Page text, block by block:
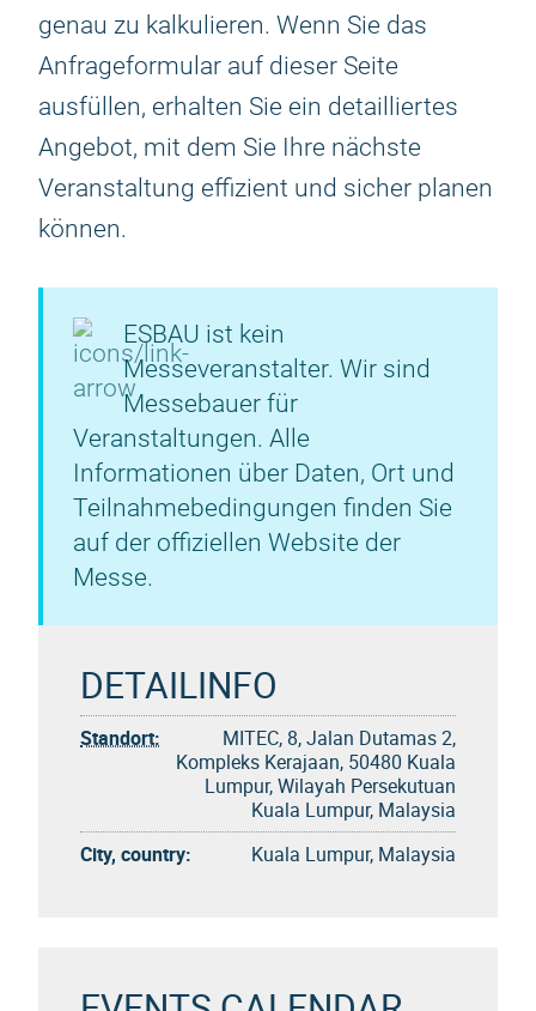
genau zu kalkulieren. Wenn Sie das
Anfrageformular auf dieser Seite
ausfüllen, erhalten Sie ein detailliertes
Angebot, mit dem Sie Ihre nächste
Veranstaltung effizient und sicher planen
können.
ESBAU ist kein
Messeveranstalter. Wir sind
Messebauer für
Veranstaltungen. Alle
Informationen über Daten, Ort und
Teilnahmebedingungen finden Sie
auf der offiziellen Website der
Messe.
DETAILINFO
Standort:
MITEC, 8, Jalan Dutamas 2,
Kompleks Kerajaan, 50480 Kuala
Lumpur, Wilayah Persekutuan
Kuala Lumpur, Malaysia
City, country:
Kuala Lumpur, Malaysia